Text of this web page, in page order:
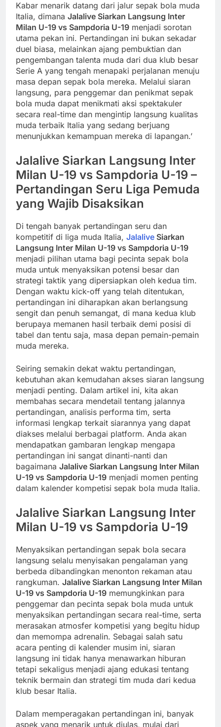
Kabar menarik datang dari jalur sepak bola muda
Italia, dimana Jalalive Siarkan Langsung Inter
Milan U-19 vs Sampdoria U-19 menjadi sorotan
utama pekan ini. Pertandingan ini bukan sekadar
duel biasa, melainkan ajang pembuktian dan
pengembangan talenta muda dari dua klub besar
Serie A yang tengah menapaki perjalanan menuju
masa depan sepak bola mereka. Melalui siaran
langsung, para penggemar dan penikmat sepak
bola muda dapat menikmati aksi spektakuler
secara real-time dan mengintip langsung kualitas
muda terbaik Italia yang sedang berjuang
menunjukkan kemampuan mereka di lapangan.’
Jalalive Siarkan Langsung Inter
Milan U-19 vs Sampdoria U-19 –
Pertandingan Seru Liga Pemuda
yang Wajib Disaksikan
Di tengah banyak pertandingan seru dan
kompetitif di liga muda Italia, Jalalive Siarkan
Langsung Inter Milan U-19 vs Sampdoria U-19
menjadi pilihan utama bagi pecinta sepak bola
muda untuk menyaksikan potensi besar dan
strategi taktik yang dipersiapkan oleh kedua tim.
Dengan waktu kick-off yang telah ditentukan,
pertandingan ini diharapkan akan berlangsung
sengit dan penuh semangat, di mana kedua klub
berupaya memanen hasil terbaik demi posisi di
tabel dan tentu saja, masa depan pemain-pemain
muda mereka.
Seiring semakin dekat waktu pertandingan,
kebutuhan akan kemudahan akses siaran langsung
menjadi penting. Dalam artikel ini, kita akan
membahas secara mendetail tentang jalannya
pertandingan, analisis performa tim, serta
informasi lengkap terkait siarannya yang dapat
diakses melalui berbagai platform. Anda akan
mendapatkan gambaran lengkap mengapa
pertandingan ini sangat dinanti-nanti dan
bagaimana Jalalive Siarkan Langsung Inter Milan
U-19 vs Sampdoria U-19 menjadi momen penting
dalam kalender kompetisi sepak bola muda Italia.
Jalalive Siarkan Langsung Inter
Milan U-19 vs Sampdoria U-19
Menyaksikan pertandingan sepak bola secara
langsung selalu menyisakan pengalaman yang
berbeda dibandingkan menonton rekaman atau
rangkuman. Jalalive Siarkan Langsung Inter Milan
U-19 vs Sampdoria U-19 memungkinkan para
penggemar dan pecinta sepak bola muda untuk
menyaksikan pertandingan secara real-time, serta
merasakan atmosfer kompetisi yang begitu hidup
dan memompa adrenalin. Sebagai salah satu
acara penting di kalender musim ini, siaran
langsung ini tidak hanya menawarkan hiburan
tetapi sekaligus menjadi ajang edukasi tentang
teknik bermain dan strategi tim muda dari kedua
klub besar Italia.
Dalam memperagakan pertandingan ini, banyak
aspek yang menarik untuk diulas, mulai dari